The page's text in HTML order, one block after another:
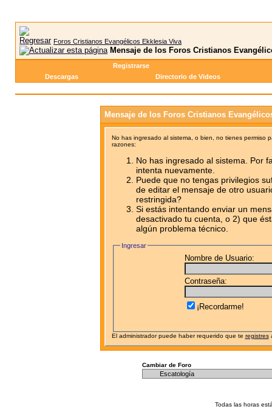
Foros Cristianos Evangélicos Ekklesia Viva
Mensaje de los Foros Cristianos
Registrarse
Descargas
Directorio de Videos
Mensaje de los Foros Cristianos
No has ingresado al sistema, o bien, no tienes permiso
razones:
No has ingresado al sistema. Por
intenta nuevamente.
Puede que no tengas privilegios
de editar el mensaje de otro
restringida?
Si estás intentando enviar un
desactivado tu cuenta, o 2) que
algún problema técnico.
Ingresar
Nombre de Usuario:
Contraseña:
¡Recordarme!
El administrador puede haber requerido que te registres
Cambiar de Foro
Todas las horas